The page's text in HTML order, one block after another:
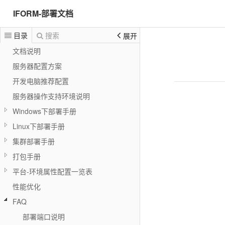
IFORM-部署文档
目录 搜索
展开
文档说明
服务器配置方案
开发电脑推荐配置
服务器操作支持环境说明
Windows下部署手册
Linux下部署手册
集群部署手册
打包手册
平台-环境属性配置一览表
性能优化
FAQ
部署端口说明